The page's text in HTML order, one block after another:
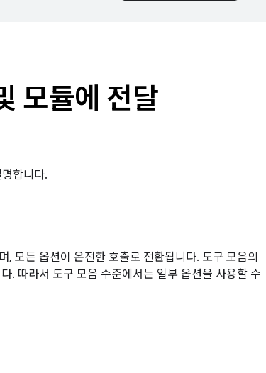
모듈에 전달
합니다.
모든 옵션이 온전한 호출로 전환됩니다. 도구 모음의
. 따라서 도구 모음 수준에서는 일부 옵션을 사용할 수